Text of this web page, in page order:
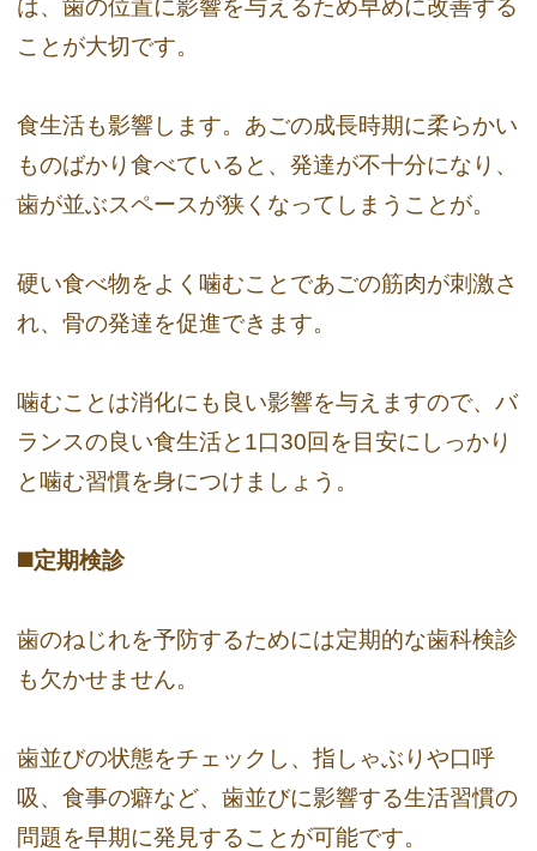
は、歯の位置に影響を与えるため早めに改善する
ことが大切です。
食生活も影響します。あごの成長時期に柔らかい
ものばかり食べていると、発達が不十分になり、
歯が並ぶスペースが狭くなってしまうことが。
硬い食べ物をよく噛むことであごの筋肉が刺激さ
れ、骨の発達を促進できます。
噛むことは消化にも良い影響を与えますので、バ
ランスの良い食生活と1口30回を目安にしっかり
と噛む習慣を身につけましょう。
◼️定期検診
歯のねじれを予防するためには定期的な歯科検診
も欠かせません。
歯並びの状態をチェックし、指しゃぶりや口呼
吸、食事の癖など、歯並びに影響する生活習慣の
問題を早期に発見することが可能です。